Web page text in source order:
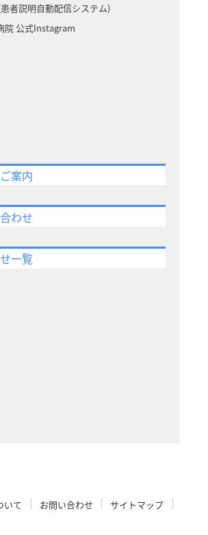
者説明自動配信システム)
院 公式Instagram
案内
わせ
一覧
いて お問い合わせ
サイトマップ